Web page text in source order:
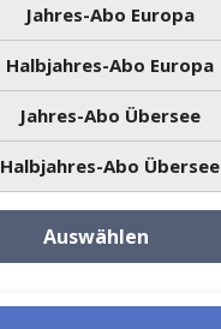
Jahres-Abo Europa
Halbjahres-Abo Europa
Jahres-Abo Übersee
Halbjahres-Abo Übersee
Auswählen